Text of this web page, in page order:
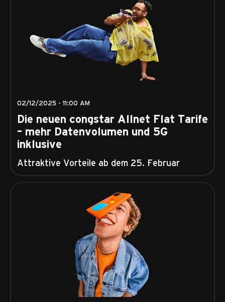
02/12/2025 - 11:00 AM
Die neuen congstar Allnet Flat Tarife
– mehr Datenvolumen und 5G
inklusive
Attraktive Vorteile ab dem 25. Februar